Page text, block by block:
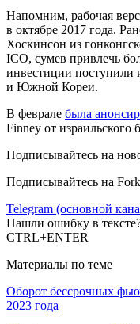
Напомним, рабочая
в октябре 2017 года.
Хоскинсон из
ICO, сумев привлечь
инвестиции поступили
и Южной Кореи.
В феврале была
Finney от израильского
Подписывайтесь на
Подписывайтесь на
Telegram (основной
Нашли ошибку в
CTRL+ENTER
Материалы по теме
Оборот бессрочных
2023 года